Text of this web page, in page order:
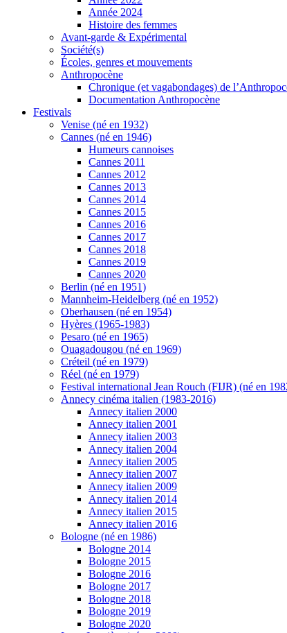
Année 2024
Histoire des femmes
Avant-garde & Expérimental
Société(s)
Écoles, genres et mouvements
Anthropocène
Chronique (et vagabondages) de
Documentation Anthropocène
Festivals
Venise (né en 1932)
Cannes (né en 1946)
Humeurs cannoises
Cannes 2011
Cannes 2012
Cannes 2013
Cannes 2014
Cannes 2015
Cannes 2016
Cannes 2017
Cannes 2018
Cannes 2019
Cannes 2020
Berlin (né en 1951)
Mannheim-Heidelberg (né en 1952)
Oberhausen (né en 1954)
Hyères (1965-1983)
Pesaro (né en 1965)
Ouagadougou (né en 1969)
Créteil (né en 1979)
Réel (né en 1979)
Festival international Jean Rouch (FIJR) (né en
Annecy cinéma italien (1983-2016)
Annecy italien 2000
Annecy italien 2001
Annecy italien 2003
Annecy italien 2004
Annecy italien 2005
Annecy italien 2007
Annecy italien 2009
Annecy italien 2014
Annecy italien 2015
Annecy italien 2016
Bologne (né en 1986)
Bologne 2014
Bologne 2015
Bologne 2016
Bologne 2017
Bologne 2018
Bologne 2019
Bologne 2020